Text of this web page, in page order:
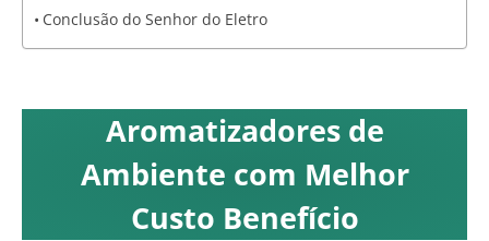
Conclusão do Senhor do Eletro
Aromatizadores de
Ambiente com Melhor
Custo Benefício